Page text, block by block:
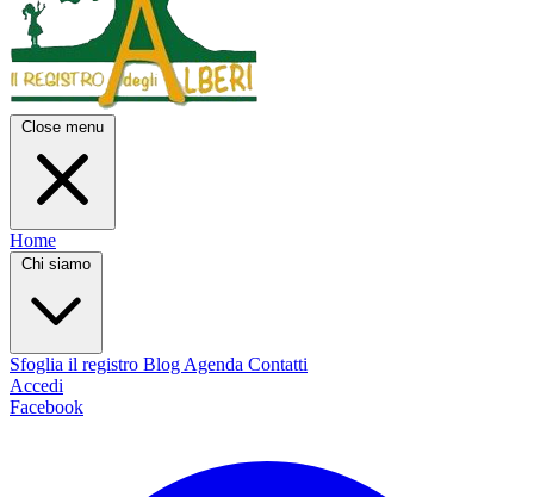
Close menu
Home
Chi siamo
Sfoglia il registro Blog Agenda Contatti
Accedi
Facebook